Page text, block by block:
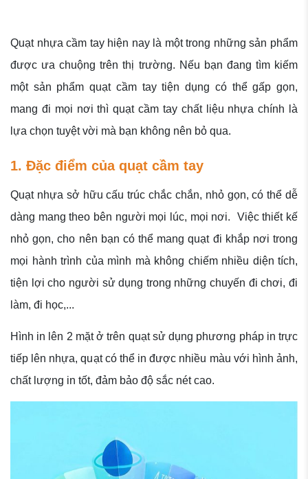
Quạt nhựa cầm tay hiện nay là một trong những sản phẩm
được ưa chuộng trên thị trường. Nếu bạn đang tìm kiếm
một sản phẩm quạt cầm tay tiện dụng có thể gấp gọn,
mang đi mọi nơi thì quạt cầm tay chất liệu nhựa chính là
lựa chọn tuyệt vời mà bạn không nên bỏ qua.
1. Đặc điểm của quạt cầm tay
Quạt nhựa sở hữu cấu trúc chắc chắn, nhỏ gọn, có thể dễ
dàng mang theo bên người mọi lúc, mọi nơi. Việc thiết kế
nhỏ gọn, cho nên bạn có thể mang quạt đi khắp nơi trong
mọi hành trình của mình mà không chiếm nhiều diện tích,
tiện lợi cho người sử dụng trong những chuyến đi chơi, đi
làm, đi học,...
Hình in lên 2 mặt ở trên quạt sử dụng phương pháp in trực
tiếp lên nhựa, quạt có thể in được nhiều màu với hình ảnh,
chất lượng in tốt, đảm bảo độ sắc nét cao.